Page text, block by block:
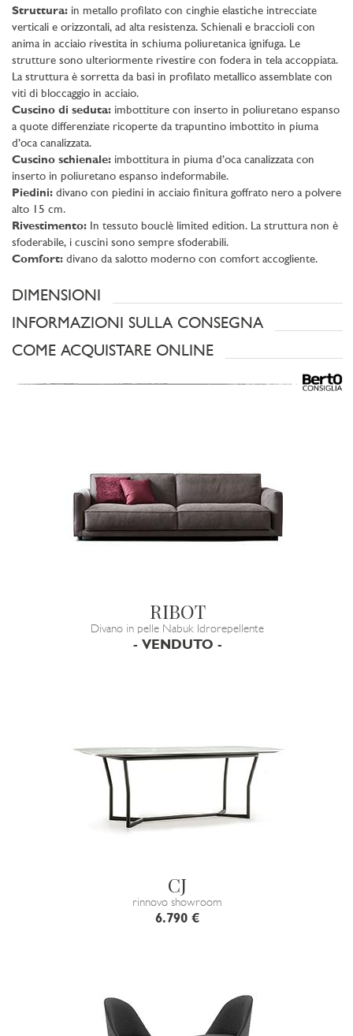
Struttura: in metallo profilato con cinghie elastiche intrecciate
verticali e orizzontali, ad alta resistenza. Schienali e braccioli con
anima in acciaio rivestita in schiuma poliuretanica ignifuga. Le
strutture sono ulteriormente rivestire con fodera in tela accoppiata.
La struttura è sorretta da basi in profilato metallico assemblate con
viti di bloccaggio in acciaio.
Cuscino di seduta: imbottiture con inserto in poliuretano espanso
a quote differenziate ricoperte da trapuntino imbottito in piuma
d’oca canalizzata.
Cuscino schienale: imbottitura in piuma d’oca canalizzata con
inserto in poliuretano espanso indeformabile.
Piedini: divano con piedini in acciaio finitura goffrato nero a polvere
alto 15 cm.
Rivestimento: In tessuto bouclè limited edition. La struttura non è
sfoderabile, i cuscini sono sempre sfoderabili.
Comfort: divano da salotto moderno con comfort accogliente.
DIMENSIONI
INFORMAZIONI SULLA CONSEGNA
COME ACQUISTARE ONLINE
RIBOT
Divano in pelle Nabuk Idrorepellente
- VENDUTO -
CJ
rinnovo showroom
6.790 €